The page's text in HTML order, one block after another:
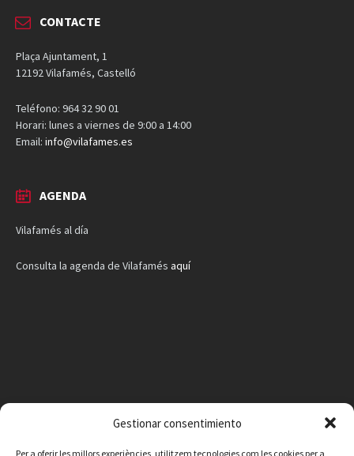
Gestionar consentimiento
Per a oferir les millors experiències, utilitzem tecnologies com les cookies per a
CONTACTE
Plaça Ajuntament, 1
12192 Vilafamés, Castelló
Teléfono: 964 32 90 01
Horari: lunes a viernes de 9:00 a 14:00
Email: info@vilafames.es
AGENDA
Vilafamés al día
Consulta la agenda de Vilafamés aquí